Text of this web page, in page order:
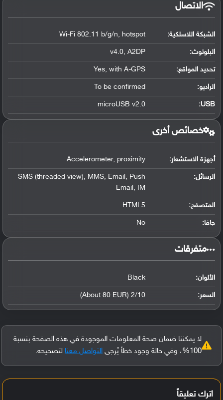
الاتصال
الشبكة اللاسلكية: Wi-Fi 802.11 b/g/n, hotspot
البلوتوث:
v4.0, A2DP
تحديد المواقع:
Yes, with A-GPS
الراديو: To be confirmed
USB
:
microUSB v2.0
خصائص أخرى
أجهزة الاستشعار: Accelerometer, proximity
الرسائل:
SMS (threaded view), MMS, Email, Push
Email, IM
المتصفح: HTML5
جافا: No
‏متفرقات‏
الألوان: Black
السعر: 2/10 (About 80 EUR)
لا يمكننا ضمان صحة المعلومات الموجودة في هذه الصفحة بنسبة
100%، وفي حالة وجود خطأ يُرجى
التواصل معنا لتصحيحه.
اترك تعليقاً